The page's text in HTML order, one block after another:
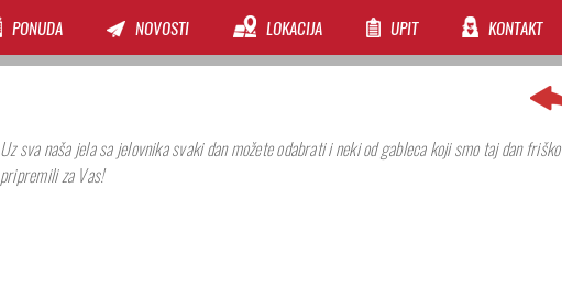
PONUDA NOVOSTI LOKACIJA UPIT KONTAKT
Uz sva naša jela sa jelovnika svaki dan možete odabrati i neki od gableca koji smo taj dan friško
pripremili za Vas!